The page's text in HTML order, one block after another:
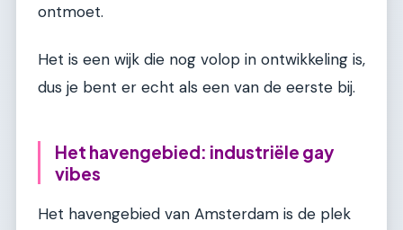
ontmoet.
Het is een wijk die nog volop in ontwikkeling is,
dus je bent er echt als een van de eerste bij.
Het havengebied: industriële gay
vibes
Het havengebied van Amsterdam is de plek